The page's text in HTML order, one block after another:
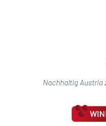
Nachhaltig